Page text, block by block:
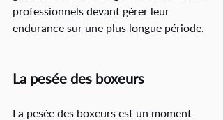
professionnels devant gérer leur
endurance sur une plus longue période.
La pesée des boxeurs
La pesée des boxeurs est un moment